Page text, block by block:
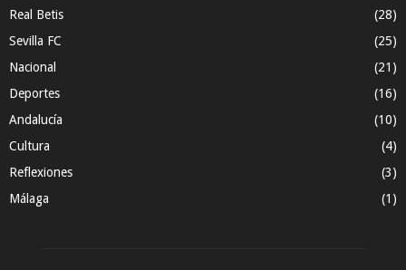
Real Betis
(28)
Sevilla FC
(25)
Nacional
(21)
Deportes
(16)
Andalucía
(10)
Cultura
(4)
Reflexiones
(3)
Málaga
(1)